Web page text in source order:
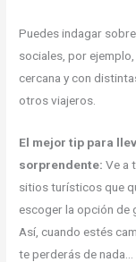
Puedes indagar
sociales, por
cercana y con
otros viajeros.
El mejor tip para
sorprendente:Ve a
sitios turísticos que
escoger la opción de
Así, cuando estés
te perderás de nada…